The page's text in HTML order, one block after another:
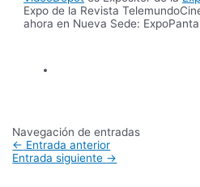
Expo de la Revista
ahora en Nueva Sede:
Navegación de entradas
← Entrada anterior
Entrada siguiente →